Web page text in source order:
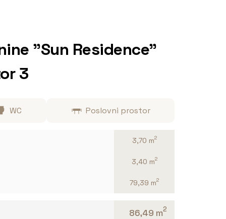
"Sun Residence"
3
WC Poslovni prostor
3,70 m2
3,40 m2
79,39 m2
86,49 m2